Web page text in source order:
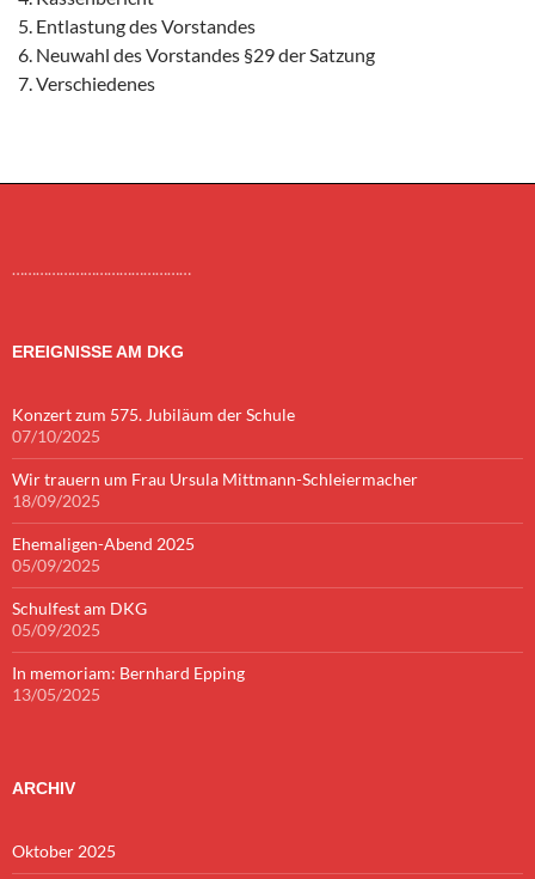
Entlastung des Vorstandes
Neuwahl des Vorstandes §29 der Satzung
Verschiedenes
………………………………………
EREIGNISSE AM DKG
Konzert zum 575. Jubiläum der Schule
07/10/2025
Wir trauern um Frau Ursula Mittmann-Schleiermacher
18/09/2025
Ehemaligen-Abend 2025
05/09/2025
Schulfest am DKG
05/09/2025
In memoriam: Bernhard Epping
13/05/2025
ARCHIV
Oktober 2025